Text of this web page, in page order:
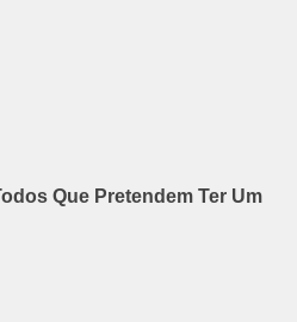
Que Pretendem Ter Um